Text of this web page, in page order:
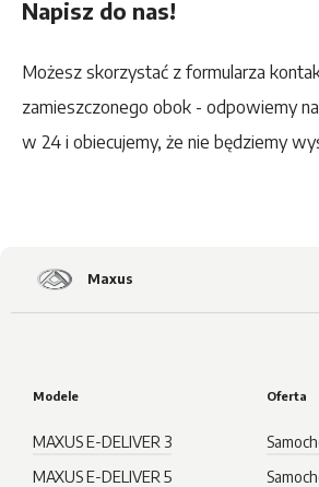
Napisz do nas!
Możesz skorzystać z formularza
zamieszczonego obok - odpowiemy
w 24 i obiecujemy, że nie będziemy
Maxus
Modele
MAXUS E-DELIVER 3
MAXUS E-DELIVER 5
Oferta